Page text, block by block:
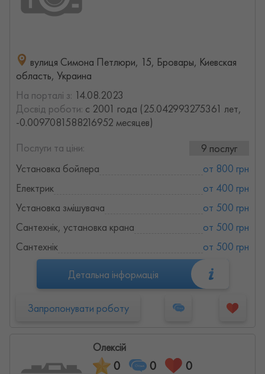
вулиця Симона Петлюри, 15, Бровары, Киевская
область, Украина
На порталі з: 14.08.2023
Досвід роботи: с 2001 года (25.042993275361 лет,
-0.0097081588216952 месяцев)
Послуги та ціни:
9 послуг
Установка бойлера
от 800 грн
Електрик
от 400 грн
Установка змішувача
от 500 грн
Сантехнік, установка крана
от 500 грн
Сантехнік
от 500 грн
Детальна інформація
Запропонувати роботу
Олексій
0 0 0